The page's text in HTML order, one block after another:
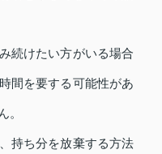
続けたい方がいる場合
間を要する可能性があ
。
持ち分を放棄する方法